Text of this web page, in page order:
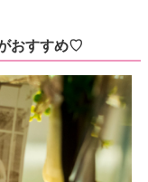
おすすめ♡